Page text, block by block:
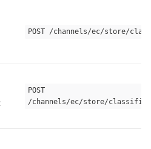
POST /channels/ec/store/
POST
/channels/ec/store/